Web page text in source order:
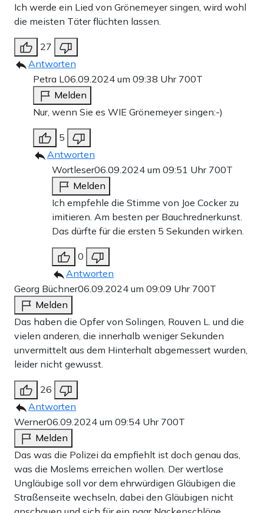
Ich werde ein Lied von Grönemeyer singen, wird wohl
die meisten Täter flüchten lassen.
27
Antworten
Petra L 06.09.2024 um 09:38 Uhr 700T
Melden
Nur, wenn Sie es WIE Grönemeyer singen:-)
5
Antworten
Wortleser06.09.2024 um 09:51 Uhr 700T
Melden
Ich empfehle die Stimme von Joe Cocker zu
imitieren. Am besten per Bauchrednerkunst.
Das dürfte für die ersten 5 Sekunden wirken.
0
Antworten
Georg Büchner06.09.2024 um 09:09 Uhr 700T
Melden
Das haben die Opfer von Solingen, Rouven L. und die
vielen anderen, die innerhalb weniger Sekunden
unvermittelt aus dem Hinterhalt abgemessert wurden,
leider nicht gewusst.
26
Antworten
Werner06.09.2024 um 09:54 Uhr 700T
Melden
Das was die Polizei da empfiehlt ist doch genau das,
was die Moslems erreichen wollen. Der wertlose
Ungläubige soll vor dem ehrwürdigen Gläubigen die
Straßenseite wechseln, dabei den Gläubigen nicht